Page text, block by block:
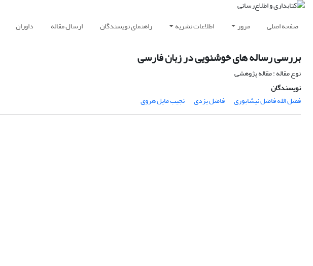
صفحه اصلی مرور اطلاعات نشریه راهنمای نویسندگان ارسال مقاله داوران
بررسی رساله های خوشنویی در زبان فارسی
نوع مقاله : مقاله پژوهشی
نویسندگان
فضل الله فاضل نیشابوری
فاضل یزدی نجیب مایل هروی